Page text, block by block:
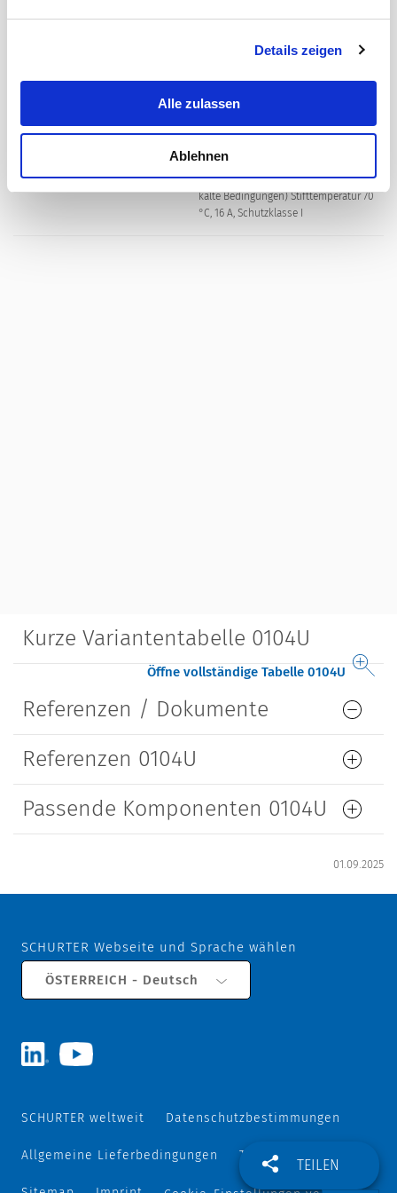
Details zeigen
Alle zulassen
Ablehnen
Schraubklemmen
PA6, schwarz, UL 94V-0
C19 gemäss IEC 60320-1
UL 60320-1, CSA C22.2 no. 60320-1 (Für
kalte Bedingungen) Stifttemperatur 70
°C, 16 A, Schutzklasse I
Kurze Variantentabelle 0104U
Öffne vollständige Tabelle 0104U
Referenzen / Dokumente
Referenzen 0104U
Passende Komponenten 0104U
01.09.2025
TEILEN
SCHURTER Webseite und Sprache wählen
ÖSTERREICH - Deutsch
SCHURTER weltweit Datenschutzbestimmungen
Allgemeine Lieferbedingungen Track and Trace